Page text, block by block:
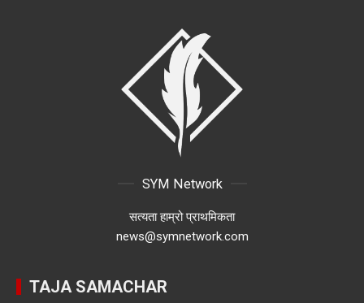
SYM Network
सत्यता हाम्रो प्राथमिकता
news@symnetwork.com
TAJA SAMACHAR